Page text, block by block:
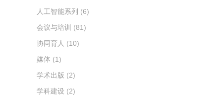
人工智能系列 (6)
会议与培训 (81)
协同育人 (10)
媒体 (1)
学术出版 (2)
学科建设 (2)